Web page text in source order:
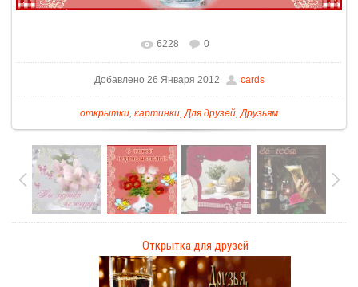
6228 0
Добавлено 26 Января 2012 cards
открытки картинки Для друзей Друзьям
Открытка для друзей